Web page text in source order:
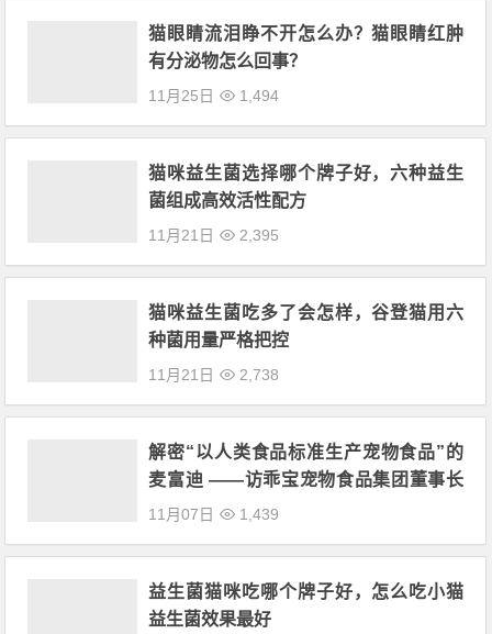
猫眼睛流泪睁不开怎么办？猫眼睛红肿
有分泌物怎么回事？
11月25日 1,494
猫咪益生菌选择哪个牌子好，六种益生
菌组成高效活性配方
11月21日 2,395
猫咪益生菌吃多了会怎样，谷登猫用六
种菌用量严格把控
11月21日 2,738
解密“以人类食品标准生产宠物食品”的
麦富迪 ——访乖宝宠物食品集团董事长
秦华
11月07日 1,439
益生菌猫咪吃哪个牌子好，怎么吃小猫
益生菌效果最好